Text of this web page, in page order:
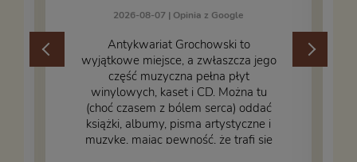
2026-08-07 | Opinia z Google
​Antykwariat Grochowski to
wyjątkowe miejsce, a zwłaszcza jego
część muzyczna pełna płyt
winylowych, kaset i CD. Można tu
(choć czasem z bólem serca) oddać
książki, albumy, pisma artystyczne i
muzykę, mając pewność, że trafi się